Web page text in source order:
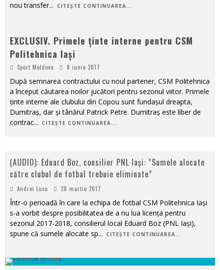
nou transfer... CITEȘTE CONTINUAREA...
EXCLUSIV. Primele ținte interne pentru CSM
Politehnica Iași
Sport Moldova 8 iunie 2017
După semnarea contractului cu noul partener, CSM Politehnica
a început căutarea noilor jucători pentru sezonul viitor. Primele
ținte interne ale clubului din Copou sunt fundașul dreapta,
Dumitraș, dar și tânărul Patrick Petre. Dumitraș este liber de
contrac... CITEȘTE CONTINUAREA...
(AUDIO): Eduard Boz, consilier PNL Iași: ”Sumele alocate
către clubul de fotbal trebuie eliminate”
Andrei Luca 28 martie 2017
Într-o perioadă în care la echipa de fotbal CSM Politehnica Iași
s-a vorbit despre posibilitatea de a nu lua licența pentru
sezonul 2017-2018, consilierul local Eduard Boz (PNL Iași),
spune că sumele alocate sp... CITEȘTE CONTINUAREA...